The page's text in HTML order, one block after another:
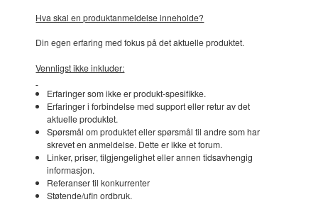
Hva skal en produktanmeldelse inneholde?
Din egen erfaring med fokus på det aktuelle produktet.
Vennligst ikke inkluder:
Erfaringer som ikke er produkt-spesifikke.
Erfaringer i forbindelse med support eller retur av det
aktuelle produktet.
Spørsmål om produktet eller spørsmål til andre som har
skrevet en anmeldelse. Dette er ikke et forum.
Linker, priser, tilgjengelighet eller annen tidsavhengig
informasjon.
Referanser til konkurrenter
Støtende/ufin ordbruk.